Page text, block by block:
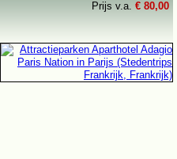
Prijs v.a. € 80,00